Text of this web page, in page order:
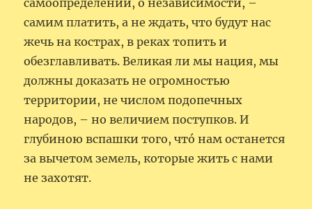
самоопределении, о независимости, –
самим платить, а не ждать, что будут нас
жечь на кострах, в реках топить и
обезглавливать. Великая ли мы нация, мы
должны доказать не огромностью
территории, не числом подопечных
народов, – но величием поступков. И
глубиною вспашки того, чтó нам останется
за вычетом земель, которые жить с нами
не захотят.